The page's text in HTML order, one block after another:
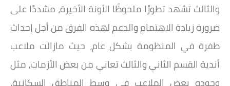
والثالث تشهد تطورًا ملحوظًا الأونة الأخيرة، مشددًا على
ضرورة زيادة الاهتمام والدعم لهذه الفرق من أجل إحداث
طفرة في المنظومة بشكل عام، حيث مازالت ملاعب
أندية القسم الثاني والثالث تعاني من بعض الأزمات، مثل